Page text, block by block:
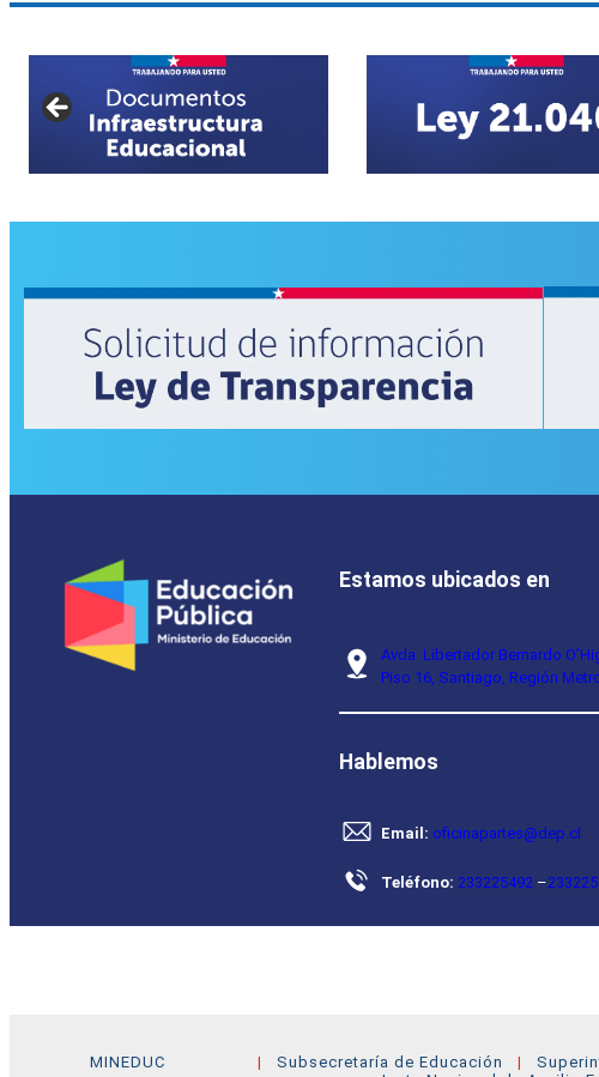
Estamos ubicados en
Avda. Libertador Bernardo
Piso 16, Santiago, Región
Hablemos
Email: oficinapartes@dep.cl
Teléfono: 233225492 –
MINEDUC Subsecretaría de Educación